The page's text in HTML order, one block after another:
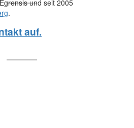
und seit 2005
.
auf.